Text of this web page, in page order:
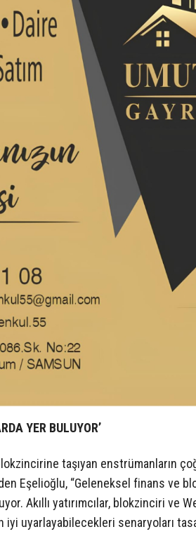
YER BULUYOR’
taşıyan enstrümanların
Eşelioğlu, “Geleneksel finans ve
Akıllı yatırımcılar, blokzinciri ve
iyi uyarlayabilecekleri senaryoları